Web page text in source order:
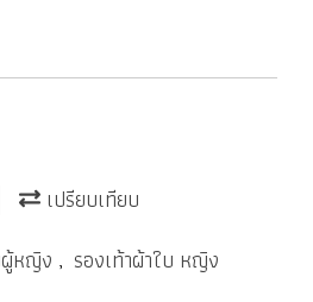
เปรียบเทียบ
ผู้หญิง , รองเท้าผ้าใบ หญิง